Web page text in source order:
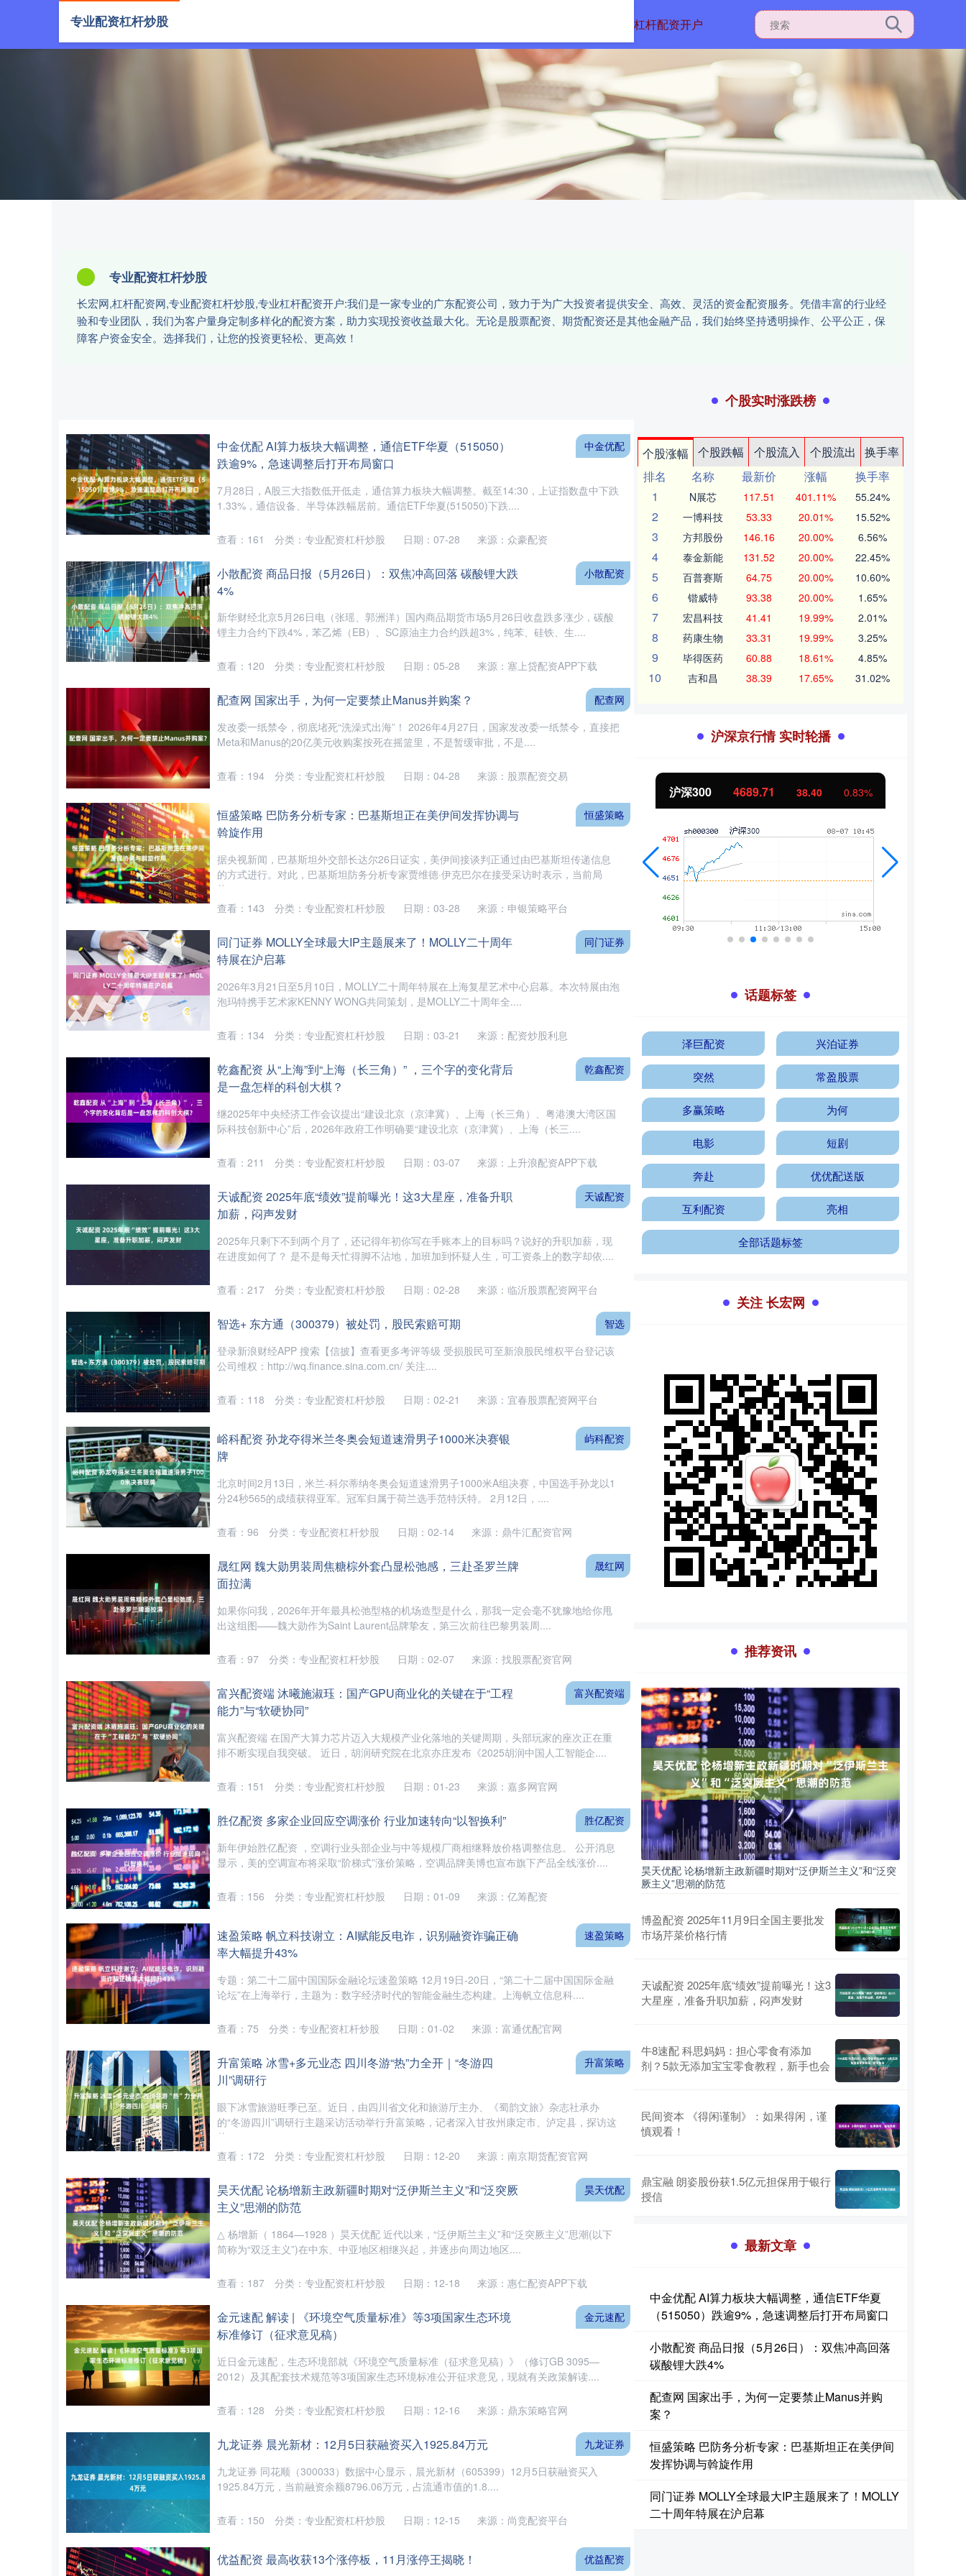
专业杠杆配资开户
专业配资杠杆炒股
长宏网,杠杆配资网,专业配资杠杆炒股,专业杠杆配资开户:我们是一家专业的广东配资公司，致力于为广大投资者提供安全、高效、灵活的资金配资服务。凭借丰富的行业经
验和专业团队，我们为客户量身定制多样化的配资方案，助力实现投资收益最大化。无论是股票配资、期货配资还是其他金融产品，我们始终坚持透明操作、公平公正，保
障客户资金安全。选择我们，让您的投资更轻松、更高效！
专业配资杠杆炒股
中金优配 AI算力板块大幅调整，通信ETF华夏（515050）
跌逾9%，急速调整后打开布局窗口
7月28日，A股三大指数低开低走，通信算力板块大幅调整。截至14:30，上证指数盘中下跌
1.33%，通信设备、半导体跌幅居前。通信ETF华夏(515050)下跌....
中金优配
日期：07-28 来源：众豪配资
查看： 161 分类： 专业配资杠杆炒股
小散配资 商品日报（5月26日）：双焦冲高回落 碳酸锂大跌
4%
新华财经北京5月26日电（张瑶、郭洲洋）国内商品期货市场5月26日收盘跌多涨少，碳酸
锂主力合约下跌4%，苯乙烯（EB）、SC原油主力合约跌超3%，纯苯、硅铁、生....
小散配资
日期：05-28 来源：塞上贷配资APP下载
查看： 120 分类： 专业配资杠杆炒股
配查网 国家出手，为何一定要禁止Manus并购案？
发改委一纸禁令，彻底堵死“洗澡式出海”！ 2026年4月27日，国家发改委一纸禁令，直接把
Meta和Manus的20亿美元收购案按死在摇篮里，不是暂缓审批，不是....
配查网
日期：04-28 来源：股票配资交易
查看： 194 分类： 专业配资杠杆炒股
恒盛策略 巴防务分析专家：巴基斯坦正在美伊间发挥协调与
斡旋作用
据央视新闻，巴基斯坦外交部长达尔26日证实，美伊间接谈判正通过由巴基斯坦传递信息
的方式进行。对此，巴基斯坦防务分析专家贾维德·伊克巴尔在接受采访时表示，当前局
势....
恒盛策略
日期：03-28 来源：申银策略平台
查看： 143 分类： 专业配资杠杆炒股
同门证券 MOLLY全球最大IP主题展来了！MOLLY二十周年
特展在沪启幕
2026年3月21日至5月10日，MOLLY二十周年特展在上海复星艺术中心启幕。本次特展由泡
泡玛特携手艺术家KENNY WONG共同策划，是MOLLY二十周年全....
同门证券
日期：03-21 来源：配资炒股利息
查看： 134 分类： 专业配资杠杆炒股
乾鑫配资 从“上海”到“上海（长三角）” ，三个字的变化背后
是一盘怎样的科创大棋？
继2025年中央经济工作会议提出“建设北京（京津冀）、上海（长三角）、粤港澳大湾区国
际科技创新中心”后，2026年政府工作明确要“建设北京（京津冀）、上海（长三....
乾鑫配资
日期：03-07 来源：上升浪配资APP下载
查看： 211 分类： 专业配资杠杆炒股
天诚配资 2025年底“绩效”提前曝光！这3大星座，准备升职
加薪，闷声发财
2025年只剩下不到两个月了，还记得年初你写在手账本上的目标吗？说好的升职加薪，现
在进度如何了？ 是不是每天忙得脚不沾地，加班加到怀疑人生，可工资条上的数字却依....
天诚配资
日期：02-28 来源：临沂股票配资网平台
查看： 217 分类： 专业配资杠杆炒股
智选+ 东方通（300379）被处罚，股民索赔可期
登录新浪财经APP 搜索【信披】查看更多考评等级 受损股民可至新浪股民维权平台登记该
公司维权：http://wq.finance.sina.com.cn/ 关注....
智选
日期：02-21 来源：宜春股票配资网平台
查看： 118 分类： 专业配资杠杆炒股
峪科配资 孙龙夺得米兰冬奥会短道速滑男子1000米决赛银
牌
北京时间2月13日，米兰-科尔蒂纳冬奥会短道速滑男子1000米A组决赛，中国选手孙龙以1
分24秒565的成绩获得亚军。冠军归属于荷兰选手范特沃特。 2月12日，....
屿科配资
日期：02-14 来源：鼎牛汇配资官网
查看： 96 分类： 专业配资杠杆炒股
晟红网 魏大勋男装周焦糖棕外套凸显松弛感，三赴圣罗兰牌
面拉满
如果你问我，2026年开年最具松弛型格的机场造型是什么，那我一定会毫不犹豫地给你甩
出这组图——魏大勋作为Saint Laurent品牌挚友，第三次前往巴黎男装周....
晟红网
日期：02-07 来源：找股票配资官网
查看： 97 分类： 专业配资杠杆炒股
富兴配资端 沐曦施淑珏：国产GPU商业化的关键在于“工程
能力”与“软硬协同”
富兴配资端 在国产大算力芯片迈入大规模产业化落地的关键周期，头部玩家的座次正在重
排不断实现自我突破。 近日，胡润研究院在北京亦庄发布《2025胡润中国人工智能企....
富兴配资端
日期：01-23 来源：嘉多网官网
查看： 151 分类： 专业配资杠杆炒股
胜亿配资 多家企业回应空调涨价 行业加速转向“以智换利”
新年伊始胜亿配资 ，空调行业头部企业与中等规模厂商相继释放价格调整信息。 公开消息
显示，美的空调宣布将采取“阶梯式”涨价策略，空调品牌美博也宣布旗下产品全线涨价....
胜亿配资
日期：01-09 来源：亿筹配资
查看： 156 分类： 专业配资杠杆炒股
速盈策略 帆立科技谢立：AI赋能反电诈，识别融资诈骗正确
率大幅提升43%
专题：第二十二届中国国际金融论坛速盈策略 12月19日-20日，“第二十二届中国国际金融
论坛”在上海举行，主题为：数字经济时代的智能金融生态构建。上海帆立信息科....
速盈策略
日期：01-02 来源：富通优配官网
查看： 75 分类： 专业配资杠杆炒股
升富策略 冰雪+多元业态 四川冬游“热”力全开｜“冬游四
川”调研行
眼下冰雪旅游旺季已至。近日，由四川省文化和旅游厅主办、《蜀韵文旅》杂志社承办
的“冬游四川”调研行主题采访活动举行升富策略，记者深入甘孜州康定市、泸定县，探访这
片....
升富策略
日期：12-20 来源：南京期货配资官网
查看： 172 分类： 专业配资杠杆炒股
昊天优配 论杨增新主政新疆时期对“泛伊斯兰主义”和“泛突厥
主义”思潮的防范
△ 杨增新（ 1864—1928 ）昊天优配 近代以来，“泛伊斯兰主义”和“泛突厥主义”思潮(以下
简称为“双泛主义”)在中东、中亚地区相继兴起，并逐步向周边地区....
昊天优配
日期：12-18 来源：惠仁配资APP下载
查看： 187 分类： 专业配资杠杆炒股
金元速配 解读 | 《环境空气质量标准》等3项国家生态环境
标准修订（征求意见稿）
近日金元速配，生态环境部就《环境空气质量标准（征求意见稿）》（修订GB 3095—
2012）及其配套技术规范等3项国家生态环境标准公开征求意见，现就有关政策解读....
金元速配
日期：12-16 来源：鼎东策略官网
查看： 128 分类： 专业配资杠杆炒股
九龙证券 晨光新材：12月5日获融资买入1925.84万元
九龙证券 同花顺（300033）数据中心显示，晨光新材（605399）12月5日获融资买入
1925.84万元，当前融资余额8796.06万元，占流通市值的1.8....
九龙证券
日期：12-15 来源：尚竞配资平台
查看： 150 分类： 专业配资杠杆炒股
优益配资 最高收获13个涨停板，11月涨停王揭晓！ 优益配资
个股实时涨跌榜
个股涨幅 个股跌幅 个股流入 个股流出
换手率
排名
名称 最新价 涨幅
换手率
1
N展芯 117.51 401.11% 55.24%
2 一博科技 53.33 20.01% 15.52%
3 方邦股份 146.16 20.00% 6.56%
4 泰金新能 131.52 20.00% 22.45%
5 百普赛斯 64.75 20.00% 10.60%
6 锴威特 93.38 20.00% 1.65%
7 宏昌科技 41.41 19.99% 2.01%
8 药康生物 33.31 19.99% 3.25%
9 毕得医药 60.88 18.61% 4.85%
10 吉和昌 38.39 17.65% 31.02%
沪深京行情 实时轮播
深证成指 14276.14 北证50 1121.39 -1.48 -0.13%
话题标签
泽巨配资 兴泊证券
突然 常盈股票
多赢策略 为何
电影 短剧
奔赴 优优配送版
互利配资 亮相
全部话题标签
关注 长宏网
推荐资讯
昊天优配 论杨增新主政新疆时期对“泛伊斯兰主义”和“泛突
厥主义”思潮的防范
博盈配资 2025年11月9日全国主要批发
市场芹菜价格行情
天诚配资 2025年底“绩效”提前曝光！这3
大星座，准备升职加薪，闷声发财
牛8速配 科思妈妈：担心零食有添加
剂？5款无添加宝宝零食教程，新手也会
民间资本 《得闲谨制》：如果得闲，谨
慎观看！
鼎宝融 朗姿股份获1.5亿元担保用于银行
授信
最新文章
中金优配 AI算力板块大幅调整，通信ETF华夏
（515050）跌逾9%，急速调整后打开布局窗口
小散配资 商品日报（5月26日）：双焦冲高回落
碳酸锂大跌4%
配查网 国家出手，为何一定要禁止Manus并购
案？
恒盛策略 巴防务分析专家：巴基斯坦正在美伊间
发挥协调与斡旋作用
同门证券 MOLLY全球最大IP主题展来了！MOLLY
二十周年特展在沪启幕